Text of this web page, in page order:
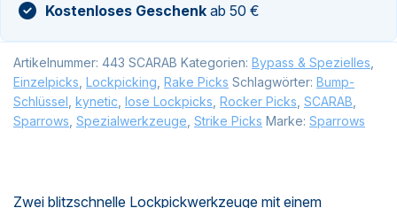
Kostenloses Geschenk ab 50 €
Artikelnummer: 443 SCARAB Kategorien: Bypass & Spezielles
Einzelpicks Lockpicking Rake Picks Schlagwörter: Bump-
Schlüssel kynetic lose Lockpicks Rocker Picks SCARAB
Sparrows Spezialwerkzeuge Strike Picks Marke: Sparrows
Zwei blitzschnelle Lockpickwerkzeuge mit einem